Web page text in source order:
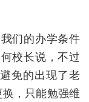
们的办学条件
校长说，不过
免的出现了老
，只能勉强维